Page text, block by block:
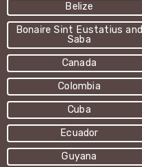
Belize
Bonaire Sint Eustatius and
Saba
Canada
Colombia
Cuba
Ecuador
Guyana